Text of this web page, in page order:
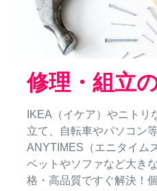
修理・組立
IKEA（イケア）やニトリ
立て、自転車やパソコン
ANYTIMES（エニタイム
ベットやソファなど大き
格・高品質ですぐ解決！